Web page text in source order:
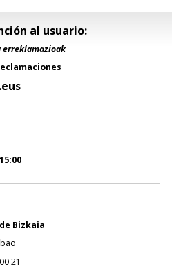
al usuario:
erreklamazioak
Bizkaia
21